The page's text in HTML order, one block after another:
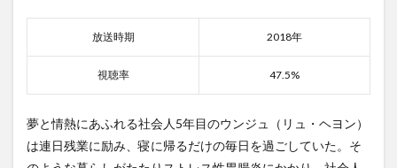
放送時期 2018年
視聴率 47.5%
夢と情熱にあふれる社会人5年目のウンジュ（リュ・ヘヨン）
は連日残業に励み、寝に帰るだけの毎日を過ごしていた。そ